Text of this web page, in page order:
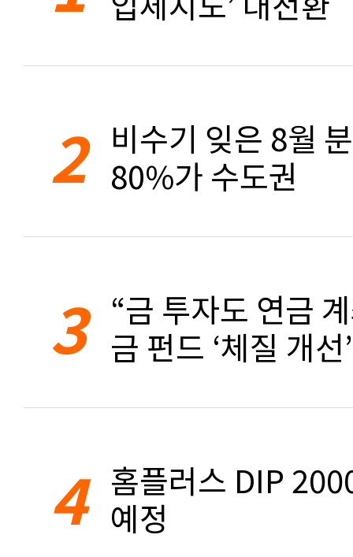
2 비수기 잊은 8월
80%가 수도권
3 “금 투자도 연금
금 펀드 ‘체질 개선’
4 홈플러스 DIP
예정